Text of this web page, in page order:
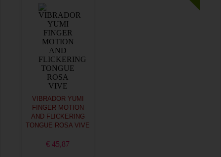
VIBRADOR YUMI
FINGER MOTION
AND FLICKERING
TONGUE ROSA VIVE
€ 45,87